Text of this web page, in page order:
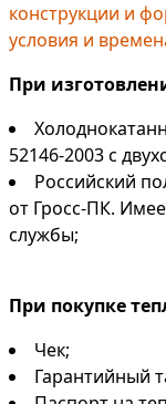
конструкции и
условия и
При
52146-2003 с
Российский
от Гросс-ПК.
службы;
При покупке
Чек;
Гарантийный